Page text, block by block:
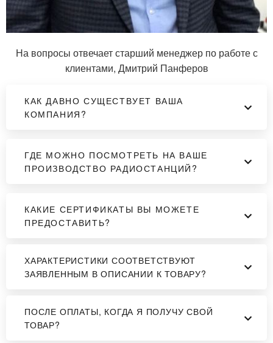
На вопросы отвечает старший менеджер по работе с
клиентами, Дмитрий Панферов
КАК ДАВНО СУЩЕСТВУЕТ ВАША
КОМПАНИЯ?
ГДЕ МОЖНО ПОСМОТРЕТЬ НА ВАШЕ
ПРОИЗВОДСТВО РАДИОСТАНЦИЙ?
КАКИЕ СЕРТИФИКАТЫ ВЫ МОЖЕТЕ
ПРЕДОСТАВИТЬ?
ХАРАКТЕРИСТИКИ СООТВЕТСТВУЮТ
ЗАЯВЛЕННЫМ В ОПИСАНИИ К ТОВАРУ?
ПОСЛЕ ОПЛАТЫ, КОГДА Я ПОЛУЧУ СВОЙ
ТОВАР?